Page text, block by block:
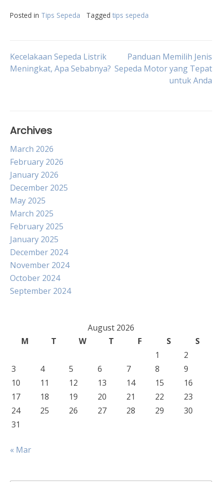
Posted in Tips Sepeda Tagged tips sepeda
Post
Kecelakaan Sepeda Listrik
Meningkat, Apa Sebabnya?
Panduan Memilih Jenis
Sepeda Motor yang Tepat
untuk Anda
Archives
March 2026
February 2026
January 2026
December 2025
May 2025
March 2025
February 2025
January 2025
December 2024
November 2024
October 2024
September 2024
August 2026
M
T W T F S
S
1
2
3
4 5 6 7 8
9
10
11 12 13 14 15
16
17
18 19 20 21 22
23
24
25 26 27 28 29
30
31
« Mar